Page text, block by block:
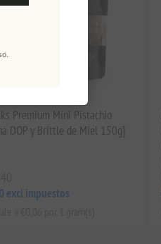
Premium Mini Pistachio
DOP y Brittle de Miel 150g]
excl impuestos